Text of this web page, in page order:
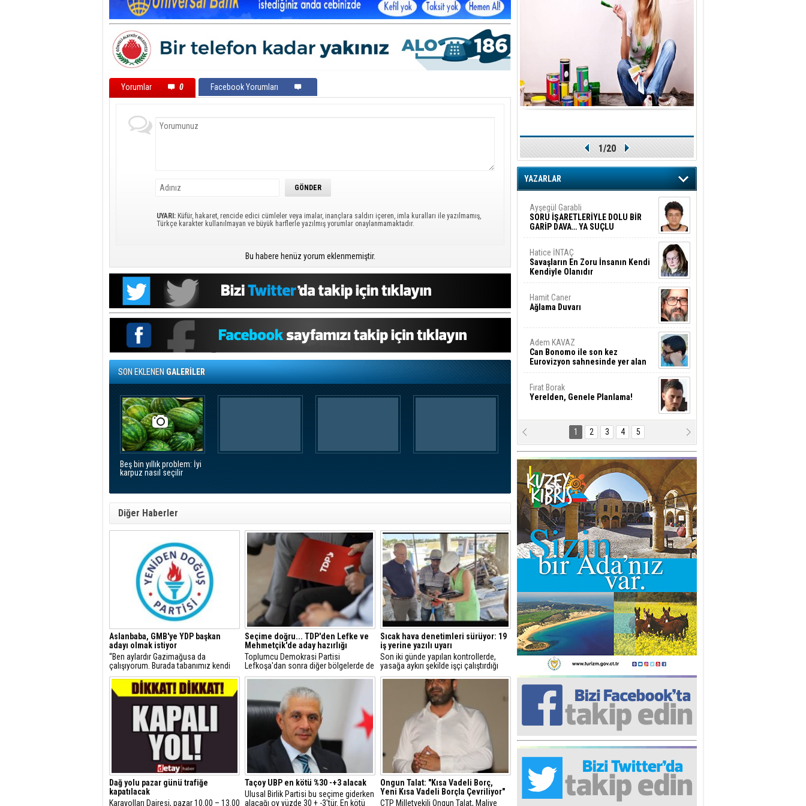
Yorumlar 0 Facebook Yorumları
UYARI: Küfür, hakaret, rencide edici cümleler veya imalar, inançlara saldırı içeren, imla kuralları ile yazılmamış,
Türkçe karakter kullanılmayan ve büyük harflerle yazılmış yorumlar onaylanmamaktadır.
Bu habere henüz yorum eklenmemiştir.
SON EKLENENGALERİLER
Beş bin yıllık problem: İyi
karpuz nasıl seçilir
Diğer Haberler
Aslanbaba, GMB'ye YDP başkan
adayı olmak istiyor
“Ben aylardır Gazimağusa da
çalışıyorum. Burada tabanımız kendi
adayımızla ve Parti Amblemimizle
yarışa girmemizi istiyor. Ben
Gazimağusaya talibim” dedi.
Seçime doğru... TDP'den Lefke ve
Mehmetçik'de aday hazırlığı
Toplumcu Demokrasi Partisi
Lefkoşa'dan sonra diğer bölgelerde de
aday çıkarmak için hazırlıklara
Sıcak hava denetimleri sürüyor: 19
iş yerine yazılı uyarı
Son iki günde yapılan kontrollerde,
yasağa aykırı şekilde işçi çalıştırdığı
tespit edilen 19 iş yerine yazılı uyarı
Dağ yolu pazar günü trafiğe
kapatılacak
Karayolları Dairesi, pazar 10.00 – 13.00
Taçoy UBP en kötü %30 -+3 alacak
Ulusal Birlik Partisi bu seçime giderken
alacağı oy yüzde 30 + -3'tür. En kötü
Ongun Talat: "Kısa Vadeli Borç,
Yeni Kısa Vadeli Borçla Çevriliyor"
CTP Milletvekili Ongun Talat, Maliye
1/20
YAZARLAR
Ayşegül Garabli
SORU İŞARETLERİYLE DOLU BİR
GARİP DAVA… YA SUÇLU
DEĞİLSE???
Hatice İNTAÇ
Savaşların En Zoru İnsanın Kendi
Kendiyle Olanıdır
Hamit Caner
Ağlama Duvarı
Adem KAVAZ
Can Bonomo ile son kez
Eurovizyon sahnesinde yer alan
Türkiye 10 yıl aradan sonra
Fırat Borak
Yerelden, Genele Planlama!
Erkut YILMABAŞAR
Bayrak tartışmaları ve ihalesiz
işler!
Arif Alasya
2015 SONRASI VE AKINCI.
Fatma Baysal
SURLAR İÇİ’NDE KOLAYDIR ÖLMEK
Ediz TUNCEL
Göz göre göre…
Taner ULUTAŞ
İnşallah St. Lois ile Hakkaido
Adası gibi olmayız !...
Ali KİŞMİR
FIRSAT VE KORKU
Turgut ÇALICI
İki Lakırdı da benden!
Yrd. Doç. Ercan HOŞKARA
Yatırım Yapmazsan Var Olamazsın:
Hedefteki Kurum Kıb-Tek
Rana Sarro
Başıma gelen skandal olayı
1 2 3 4 5